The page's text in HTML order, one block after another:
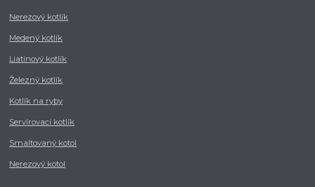
Nerezový kotlík
Medený kotlík
Liatinový kotlík
Železný kotlík
Kotlík na ryby
Servírovací kotlík
Smaltovaný kotol
Nerezový kotol